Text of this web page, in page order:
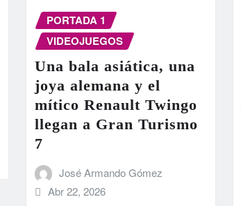
PORTADA 1
VIDEOJUEGOS
Una bala asiática, una
joya alemana y el
mítico Renault Twingo
llegan a Gran Turismo
7
José Armando Gómez
Abr 22, 2026